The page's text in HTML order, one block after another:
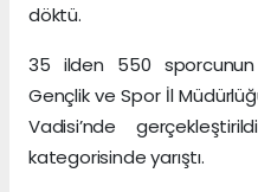
döktü.
35 ilden 550 sporcunun
Gençlik ve Spor İl
Vadisi’nde
kategorisinde yarıştı.